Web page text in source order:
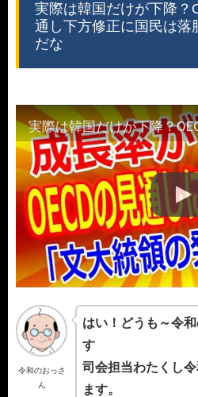
実際は韓国だけが下降？
通し下方修正に国民は
だな
令和のおっさ
ん
はい！どうも～令
す
司会担当わたくし
ます。